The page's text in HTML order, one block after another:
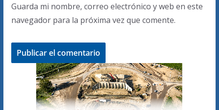
Guarda mi nombre, correo electrónico y web en este
navegador para la próxima vez que comente.